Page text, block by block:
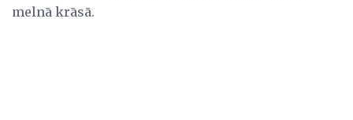
melnā krāsā.